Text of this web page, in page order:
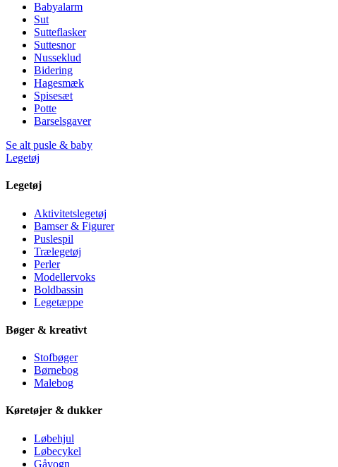
Babyalarm
Sut
Sutteflasker
Suttesnor
Nusseklud
Bidering
Hagesmæk
Spisesæt
Potte
Barselsgaver
Se alt pusle & baby
Legetøj
Legetøj
Aktivitetslegetøj
Bamser & Figurer
Puslespil
Trælegetøj
Perler
Modellervoks
Boldbassin
Legetæppe
Bøger & kreativt
Stofbøger
Børnebog
Malebog
Køretøjer & dukker
Løbehjul
Løbecykel
Gåvogn